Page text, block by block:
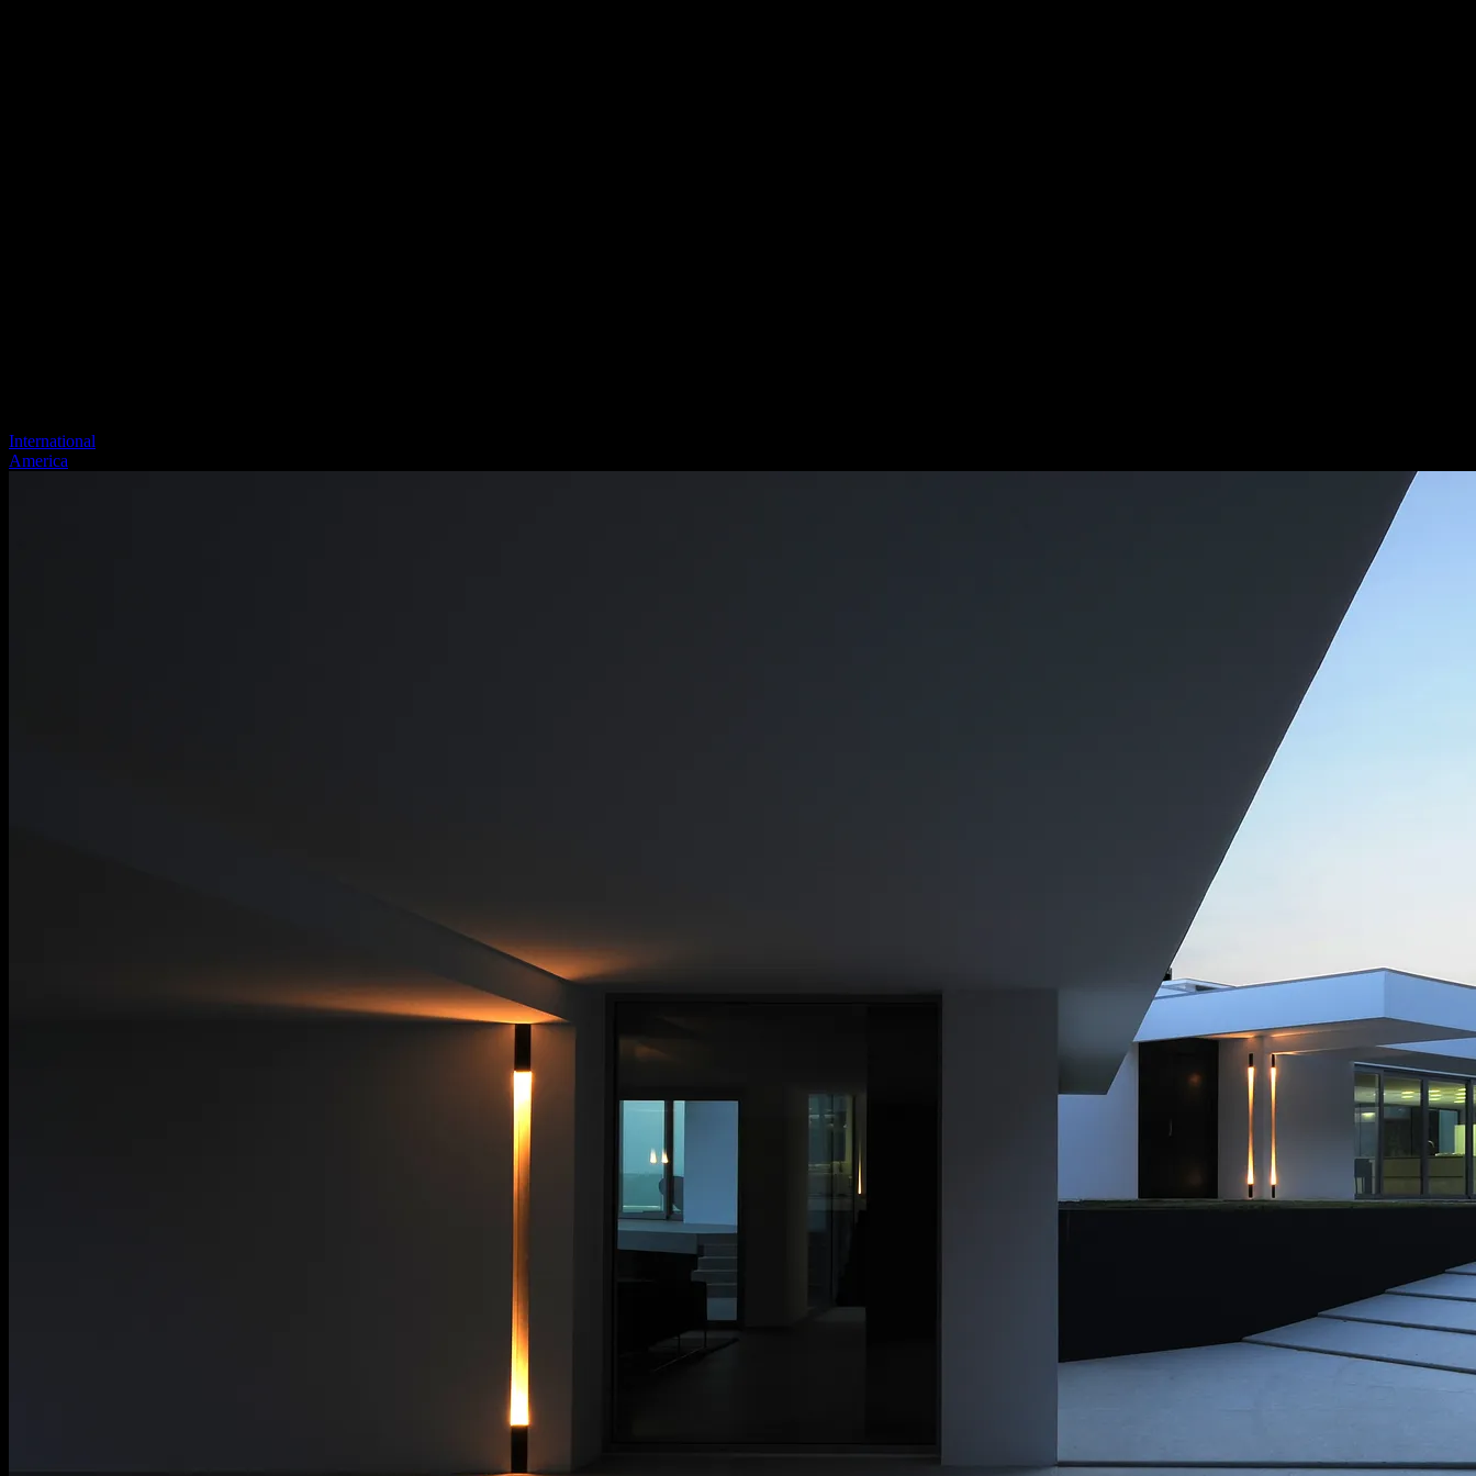
International
America